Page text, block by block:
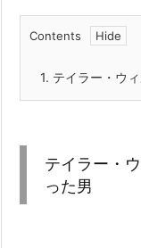
Contents
1. テイラー・ウ
テイラー・
った男